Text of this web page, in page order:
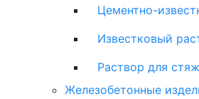
Цементно-
Известковый
Раствор для
Железобетонные